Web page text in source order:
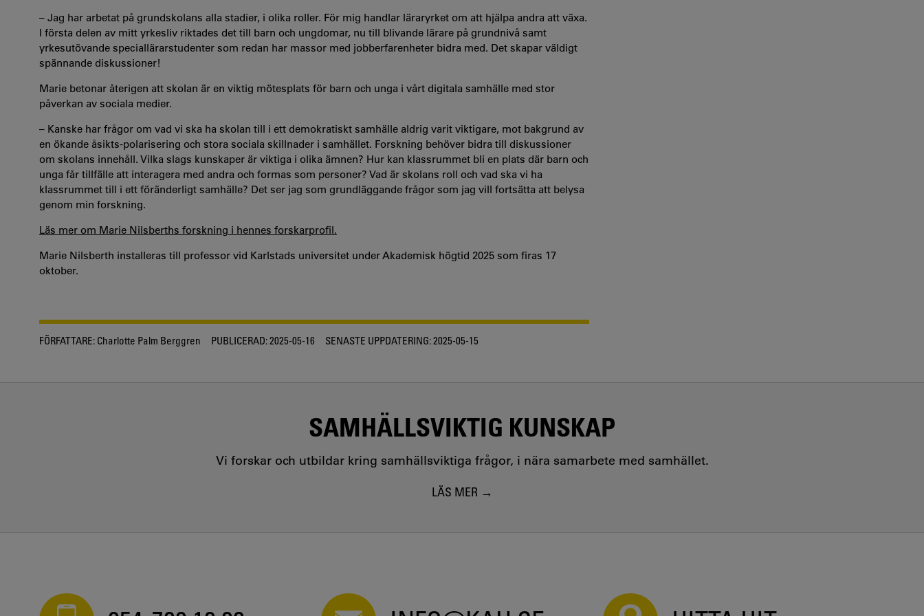
– Jag har arbetat på grundskolans alla stadier, i olika roller. För mig handlar läraryrket om att hjälpa andra att växa.
I första delen av mitt yrkesliv riktades det till barn och ungdomar, nu till blivande lärare på grundnivå samt
yrkesutövande speciallärarstudenter som redan har massor med jobberfarenheter bidra med. Det skapar väldigt
spännande diskussioner!
Marie betonar återigen att skolan är en viktig mötesplats för barn och unga i vårt digitala samhälle med stor
påverkan av sociala medier.
– Kanske har frågor om vad vi ska ha skolan till i ett demokratiskt samhälle aldrig varit viktigare, mot bakgrund av
en ökande åsikts-polarisering och stora sociala skillnader i samhället. Forskning behöver bidra till diskussioner
om skolans innehåll. Vilka slags kunskaper är viktiga i olika ämnen? Hur kan klassrummet bli en plats där barn och
unga får tillfälle att interagera med andra och formas som personer? Vad är skolans roll och vad ska vi ha
klassrummet till i ett föränderligt samhälle? Det ser jag som grundläggande frågor som jag vill fortsätta att belysa
genom min forskning.
Läs mer om Marie Nilsberths forskning i hennes forskarprofil.
Marie Nilsberth installeras till professor vid Karlstads universitet under Akademisk högtid 2025 som firas 17
oktober.
FÖRFATTARE: Charlotte Palm Berggren PUBLICERAD:2025-05-16 SENASTE UPPDATERING:2025-05-15
SAMHÄLLSVIKTIG KUNSKAP
Vi forskar och utbildar kring samhällsviktiga frågor, i nära samarbete med samhället.
LÄS MER